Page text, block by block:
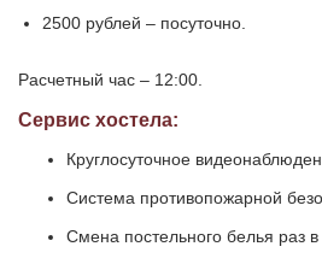
2500 рублей – посуточно.
Расчетный час – 12:00.
Сервис хостела:
Круглосуточное
Система противопожарной
Смена постельного белья раз